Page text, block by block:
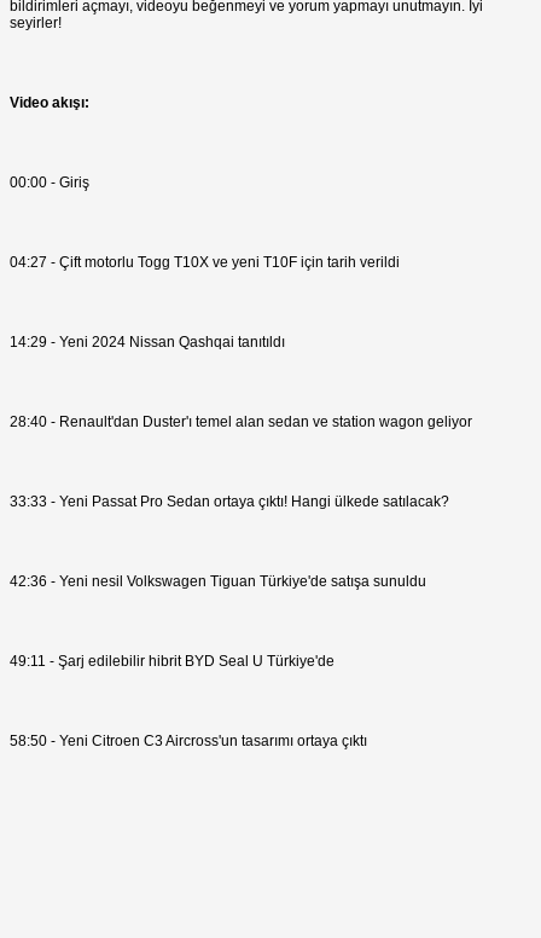
bildirimleri açmayı, videoyu beğenmeyi ve yorum yapmayı unutmayın. İyi
seyirler!
Video akışı:
00:00 - Giriş
04:27 - Çift motorlu Togg T10X ve yeni T10F için tarih verildi
14:29 - Yeni 2024 Nissan Qashqai tanıtıldı
28:40 - Renault'dan Duster'ı temel alan sedan ve station wagon geliyor
33:33 - Yeni Passat Pro Sedan ortaya çıktı! Hangi ülkede satılacak?
42:36 - Yeni nesil Volkswagen Tiguan Türkiye'de satışa sunuldu
49:11 - Şarj edilebilir hibrit BYD Seal U Türkiye'de
58:50 - Yeni Citroen C3 Aircross'un tasarımı ortaya çıktı